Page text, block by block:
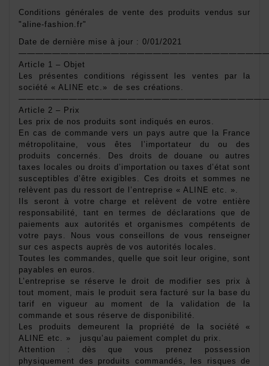
Conditions générales de vente des produits vendus sur
"aline-fashion.fr"
Date de dernière mise à jour : 0/01/2021
Article 1 – Objet
Les présentes conditions régissent les ventes par la
société « ALINE etc.»  de ses créations.
Article 2 – Prix
Les prix de nos produits sont indiqués en euros.
En cas de commande vers un pays autre que la France
métropolitaine, vous êtes l’importateur du ou des
produits concernés. Des droits de douane ou autres
taxes locales ou droits d’importation ou taxes d’état sont
susceptibles d’être exigibles. Ces droits et sommes ne
relèvent pas du ressort de l’entreprise « ALINE etc. ».
Ils seront à votre charge et relèvent de votre entière
responsabilité, tant en termes de déclarations que de
paiements aux autorités et organismes compétents de
votre pays. Nous vous conseillons de vous renseigner
sur ces aspects auprès de vos autorités locales.
Toutes les commandes, quelle que soit leur origine, sont
payables en euros.
L’entreprise se réserve le droit de modifier ses prix à
tout moment, mais le produit sera facturé sur la base du
tarif en vigueur au moment de la validation de la
commande et sous réserve de disponibilité.
Les produits demeurent la propriété de la société «
ALINE etc. »   jusqu’au paiement complet du prix.
Attention : dès que vous prenez possession
physiquement des produits commandés, les risques de